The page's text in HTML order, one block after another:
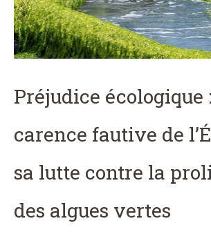
Préjudice écologique
carence fautive de
sa lutte contre la
des algues vertes